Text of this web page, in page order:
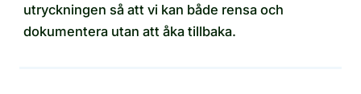
utryckningen så att vi kan både rensa och
dokumentera utan att åka tillbaka.